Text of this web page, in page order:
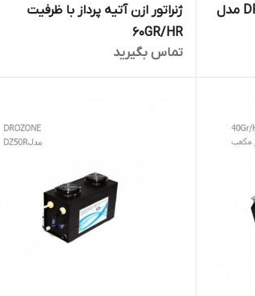
دستگاه تزریق اوزون DROZONE مدل
ژنراتور ازن آتیه پرداز با ظرفیت
60GR/HR
تماس بگیرید